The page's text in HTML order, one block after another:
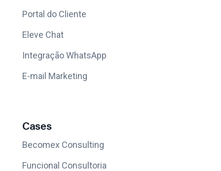
Portal do Cliente
Eleve Chat
Integração WhatsApp
E-mail Marketing
Cases
Becomex Consulting
Funcional Consultoria